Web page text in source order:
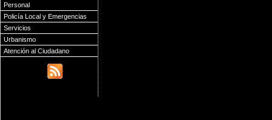
Personal
Policía Local y Emergencias
Servicios
Urbanismo
Atención al Ciudadano